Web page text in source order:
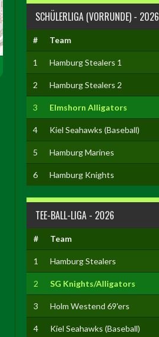
SCHÜLERLIGA (VORRUNDE) - 2026
# Team
1 Hamburg Stealers 1
2 Hamburg Stealers 2
3 Elmshorn Alligators
4 Kiel Seahawks (Baseball)
5 Hamburg Marines
6 Hamburg Knights
TEE-BALL-LIGA - 2026
# Team
1 Hamburg Stealers
2 SG Knights/Alligators
3 Holm Westend 69'ers
4 Kiel Seahawks (Baseball)